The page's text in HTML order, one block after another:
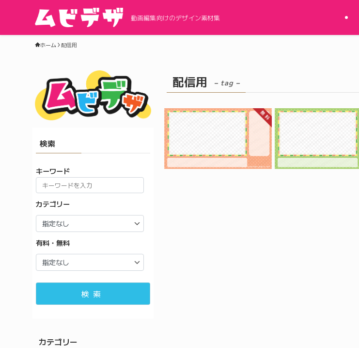
動画編集向けのデザイン素材集
ホーム 配信用
配信用 – tag –
検索
キーワード
カテゴリー
有料・無料
検索
カテゴリー